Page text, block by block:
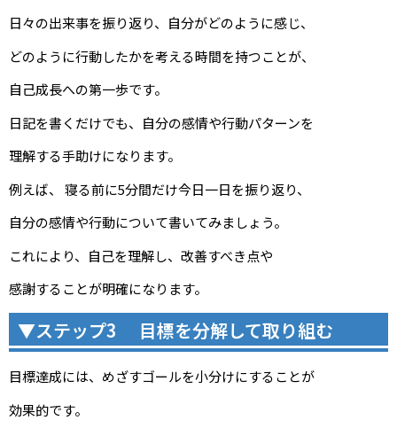
日々の出来事を振り返り、自分がどのように感じ、
どのように行動したかを考える時間を持つことが、
自己成長への第一歩です。
日記を書くだけでも、自分の感情や行動パターンを
理解する手助けになります。
例えば、 寝る前に5分間だけ今日一日を振り返り、
自分の感情や行動について書いてみましょう。
これにより、自己を理解し、改善すべき点や
感謝することが明確になります。
▼ステップ3 目標を分解して取り組む
目標達成には、めざすゴールを小分けにすることが
効果的です。